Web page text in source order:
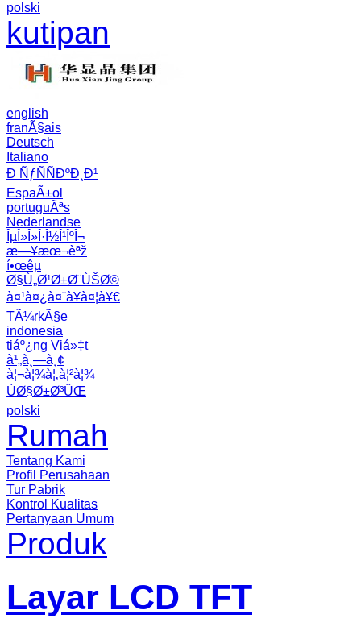
polski
kutipan
english
franÃ§ais
Deutsch
Italiano
Ð ÑƒÑÑÐºÐ¸Ð¹
EspaÃ±ol
portuguÃªs
Nederlandse
ÎµÎ»Î»Î·Î½Î¹ÎºÎ¬
æ—¥æœ¬èªž
í•œêµ­
Ø§Ù„Ø¹Ø±Ø¨ÙŠØ©
à¤¹à¤¿à¤¨à¥à¤¦à¥€
TÃ¼rkÃ§e
indonesia
tiáº¿ng Viá»‡t
à¹„à¸—à¸¢
à¦¬à¦¾à¦‚à¦²à¦¾
ÙØ§Ø±Ø³ÛŒ
polski
Rumah
Tentang Kami
Profil Perusahaan
Tur Pabrik
Kontrol Kualitas
Pertanyaan Umum
Produk
Layar LCD TFT